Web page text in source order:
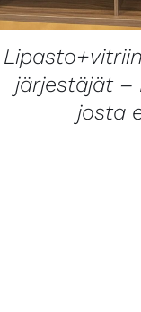
järjestäjät –
josta